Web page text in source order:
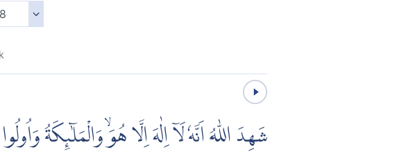
شَهِدَ اللّٰهُ اَنَّهٗ لَآ اِلٰهَ اِلَّا هُوَۙ وَالْمَلٰۤىِٕكَةُ